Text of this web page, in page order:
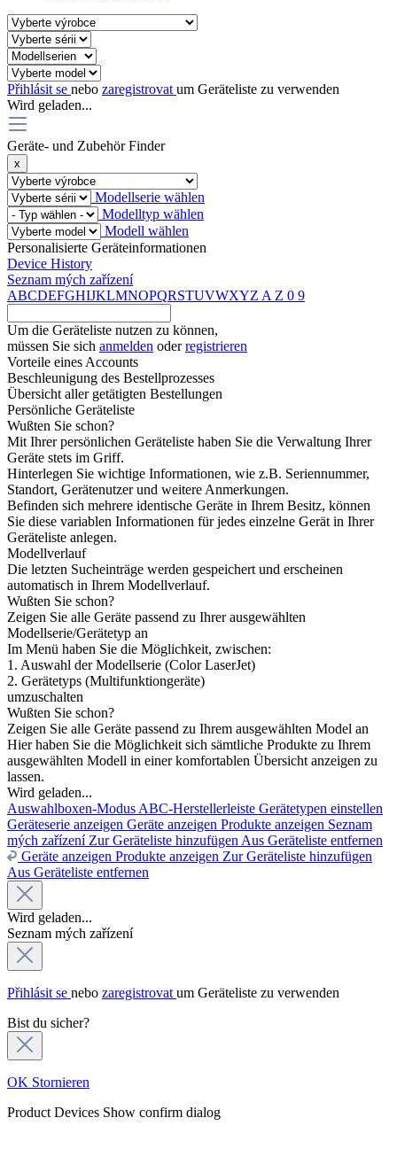
Přihlásit se nebo zaregistrovat um Geräteliste zu verwenden
Wird geladen...
Geräte- und Zubehör Finder
x
Modellserie wählen
Modelltyp wählen
Modell wählen
Personalisierte Geräteinformationen
Device History
Seznam mých zařízení
ABCDEFGHIJKLMNOPQRSTUVWXYZ A Z 0 9
Um die Geräteliste nutzen zu können,
müssen Sie sich anmelden oderregistrieren
Vorteile eines Accounts
Beschleunigung des Bestellprozesses
Übersicht aller getätigten Bestellungen
Persönliche Geräteliste
Wußten Sie schon?
Mit Ihrer persönlichen Geräteliste haben Sie die Verwaltung Ihrer
Geräte stets im Griff.
Hinterlegen Sie wichtige Informationen, wie z.B. Seriennummer,
Standort, Gerätenutzer und weitere Anmerkungen.
Befinden sich mehrere identische Geräte in Ihrem Besitz, können
Sie diese variablen Informationen für jedes einzelne Gerät in Ihrer
Geräteliste anlegen.
Modellverlauf
Die letzten Sucheinträge werden gespeichert und erscheinen
automatisch in Ihrem Modellverlauf.
Wußten Sie schon?
Zeigen Sie alle Geräte passend zu Ihrer ausgewählten
Modellserie/Gerätetyp an
Im Menü haben Sie die Möglichkeit, zwischen:
1. Auswahl der Modellserie (Color LaserJet)
2. Gerätetyps (Multifunktiongeräte)
umzuschalten
Wußten Sie schon?
Zeigen Sie alle Geräte passend zu Ihrem ausgewählten Model an
Hier haben Sie die Möglichkeit sich sämtliche Produkte zu Ihrem
ausgewählten Modell in einer komfortablen Übersicht anzeigen zu
lassen.
Wird geladen...
Auswahlboxen-Modus ABC-Herstellerleiste Gerätetypen einstellen
Geräteserie anzeigen Geräte anzeigen Produkte anzeigen Seznam
mých zařízení Zur Geräteliste hinzufügen Aus Geräteliste entfernen
Geräte anzeigen Produkte anzeigen Zur Geräteliste hinzufügen
Aus Geräteliste entfernen
Wird geladen...
Seznam mých zařízení
Přihlásit se nebo zaregistrovat um Geräteliste zu verwenden
Bist du sicher?
OK Stornieren
Product Devices Show confirm dialog